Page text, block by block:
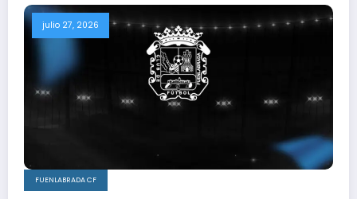
julio 27, 2026
FUENLABRADA CF